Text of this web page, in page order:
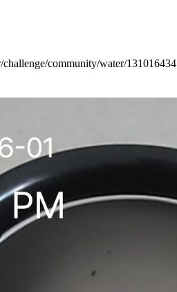
community/water/131016434